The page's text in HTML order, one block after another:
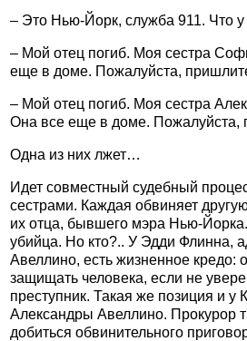
– Это Нью-Йорк, служба 911. Что у
– Мой отец погиб. Моя сестра
еще в доме. Пожалуйста,
– Мой отец погиб. Моя сестра
Она все еще в доме. Пожалуйста,
Одна из них лжет…
Идет совместный судебный
сестрами. Каждая обвиняет
их отца, бывшего мэра Нью-
убийца. Но кто?.. У Эдди Флинна,
Авеллино, есть жизненное кредо:
защищать человека, если не
преступник. Такая же позиция и у
Александры Авеллино. Прокурор
добиться обвинительного